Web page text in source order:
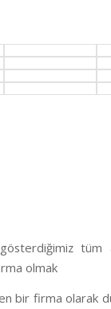
olmak
bir firma olarak